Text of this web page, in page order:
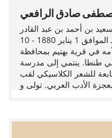
صادق الرافعي
بن أحمد بن عبد القادر
الرافعي العمري 1298 هـ- 1356 هـ الموافق 1 يناير 1880 - 10
لأمه في قرية بهتيم بمحافظة
طنطا. ينتمي إلى مدرسة
للشعر الكلاسيكي لقب